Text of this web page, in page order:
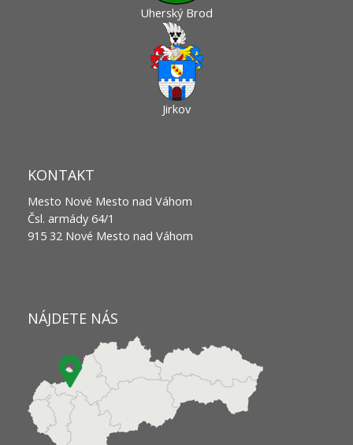
Uherský Brod
Jirkov
KONTAKT
Mesto Nové Mesto nad Váhom
Čsl. armády 64/1
915 32 Nové Mesto nad Váhom
NÁJDETE NÁS